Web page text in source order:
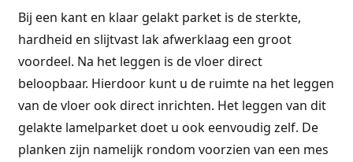
Bij een kant en klaar gelakt parket is de sterkte,
hardheid en slijtvast lak afwerklaag een groot
voordeel. Na het leggen is de vloer direct
beloopbaar. Hierdoor kunt u de ruimte na het leggen
van de vloer ook direct inrichten. Het leggen van dit
gelakte lamelparket doet u ook eenvoudig zelf. De
planken zijn namelijk rondom voorzien van een mes